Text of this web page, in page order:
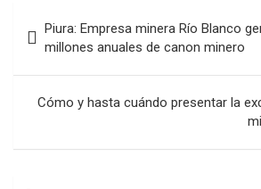
de
entradas
Piura: Empresa minera Río Blanco
millones anuales de canon minero
Cómo y hasta cuándo presentar la